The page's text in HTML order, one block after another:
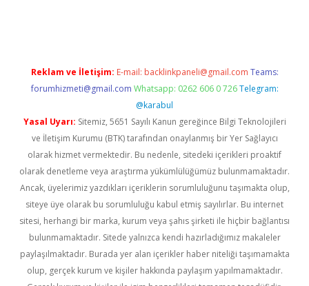
Reklam ve İletişim: E-mail: backlinkpaneli@gmail.com Teams:
forumhizmeti@gmail.com Whatsapp: 0262 606 0 726 Telegram:
@karabul
Yasal Uyarı: Sitemiz, 5651 Sayılı Kanun gereğince Bilgi Teknolojileri
ve İletişim Kurumu (BTK) tarafından onaylanmış bir Yer Sağlayıcı
olarak hizmet vermektedir. Bu nedenle, sitedeki içerikleri proaktif
olarak denetleme veya araştırma yükümlülüğümüz bulunmamaktadır.
Ancak, üyelerimiz yazdıkları içeriklerin sorumluluğunu taşımakta olup,
siteye üye olarak bu sorumluluğu kabul etmiş sayılırlar. Bu internet
sitesi, herhangi bir marka, kurum veya şahıs şirketi ile hiçbir bağlantısı
bulunmamaktadır. Sitede yalnızca kendi hazırladığımız makaleler
paylaşılmaktadır. Burada yer alan içerikler haber niteliği taşımamakta
olup, gerçek kurum ve kişiler hakkında paylaşım yapılmamaktadır.